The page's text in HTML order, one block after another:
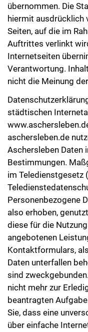
übernommen. Die
hiermit ausdrücklich
Seiten, auf die im
Auftrittes verlinkt
Internetseiten
Verantwortung.
nicht die Meinung
städtischen
aschersleben.de
Aschersleben Daten
Bestimmungen.
im Teledienstgesetz
Personenbezogene
also erhoben,
diese für die
angebotenen
Kontaktformulars,
Daten unterfallen
sind
nicht mehr zur
beantragten
Sie, dass eine
über einfache